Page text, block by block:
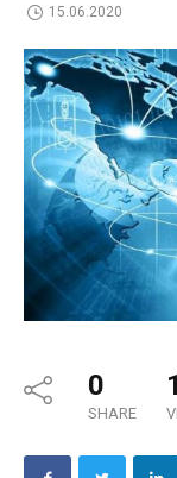
15.06.2020
0
SHARE